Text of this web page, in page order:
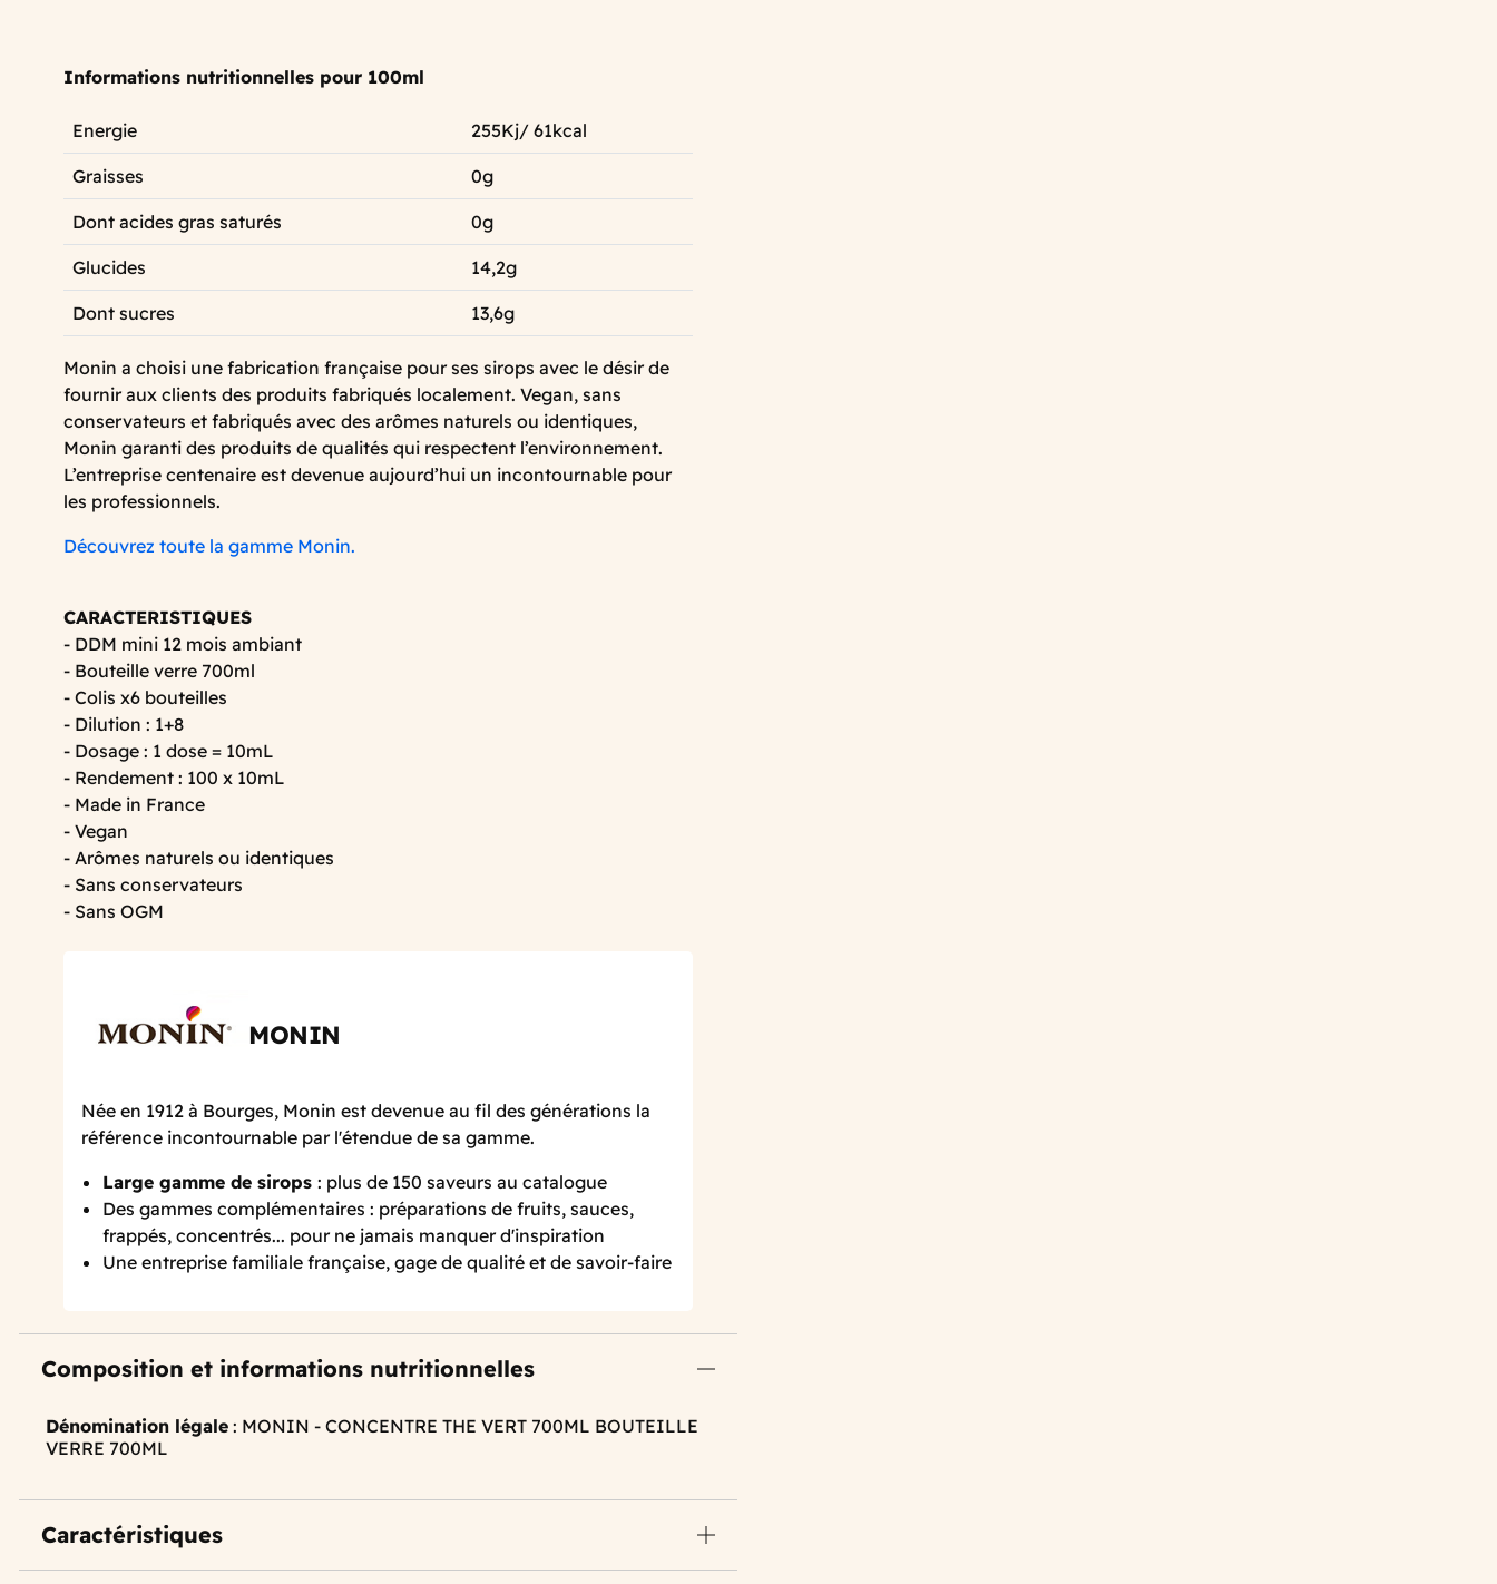
Informations nutritionnelles pour 100ml
Energie 255Kj/ 61kcal
Graisses 0g
Dont acides gras saturés 0g
Glucides 14,2g
Dont sucres 13,6g
Monin a choisi une fabrication française pour ses sirops avec le désir de
fournir aux clients des produits fabriqués localement. Vegan, sans
conservateurs et fabriqués avec des arômes naturels ou identiques,
Monin garanti des produits de qualités qui respectent l’environnement.
L’entreprise centenaire est devenue aujourd’hui un incontournable pour
les professionnels.
Découvrez toute la gamme Monin.
CARACTERISTIQUES
- DDM mini 12 mois ambiant
- Bouteille verre 700ml
- Colis x6 bouteilles
- Dilution : 1+8
- Dosage : 1 dose = 10mL
- Rendement : 100 x 10mL
- Made in France
- Vegan
- Arômes naturels ou identiques
- Sans conservateurs
- Sans OGM
MONIN
Née en 1912 à Bourges, Monin est devenue au fil des générations la
référence incontournable par l'étendue de sa gamme.
Large gamme de sirops: plus de 150 saveurs au catalogue
Des gammes complémentaires : préparations de fruits, sauces,
frappés, concentrés... pour ne jamais manquer d'inspiration
Une entreprise familiale française, gage de qualité et de savoir-faire
Composition et informations nutritionnelles
Dénomination légale : MONIN - CONCENTRE THE VERT 700ML BOUTEILLE
VERRE 700ML
Caractéristiques